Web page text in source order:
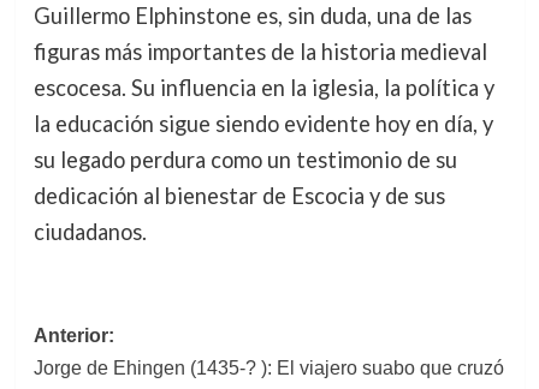
Guillermo Elphinstone es, sin duda, una de las
figuras más importantes de la historia medieval
escocesa. Su influencia en la iglesia, la política y
la educación sigue siendo evidente hoy en día, y
su legado perdura como un testimonio de su
dedicación al bienestar de Escocia y de sus
ciudadanos.
Navegación
de
Anterior:
Jorge de Ehingen (1435-? ): El viajero suabo que cruzó